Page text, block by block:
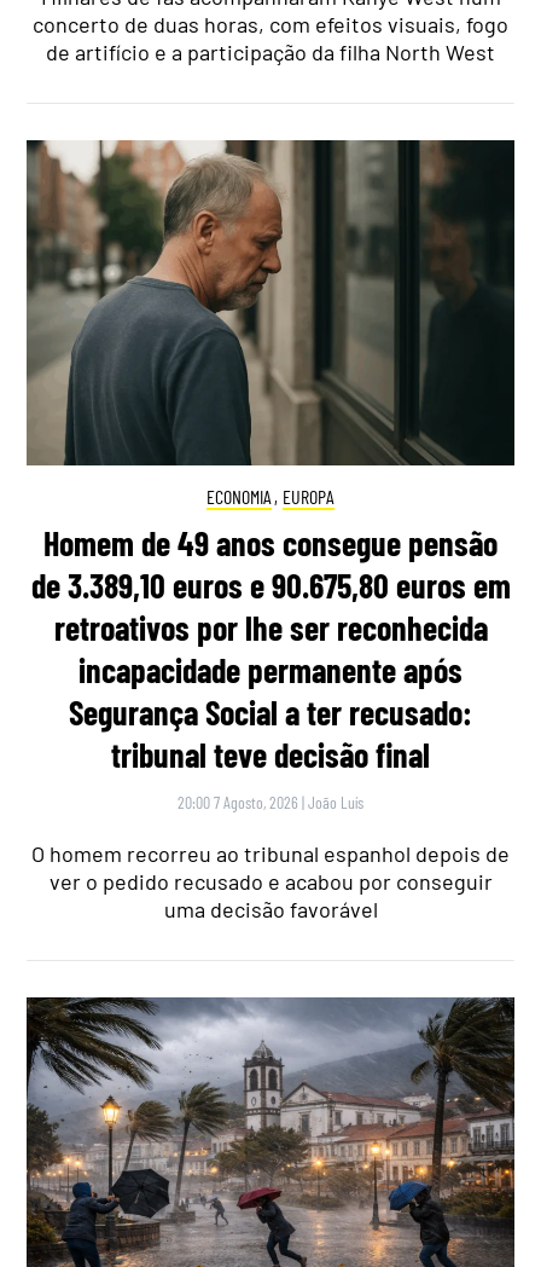
concerto de duas horas, com efeitos visuais, fogo
de artifício e a participação da filha North West
ECONOMIA , EUROPA
Homem de 49 anos consegue pensão
de 3.389,10 euros e 90.675,80 euros em
retroativos por lhe ser reconhecida
incapacidade permanente após
Segurança Social a ter recusado:
tribunal teve decisão final
20:00 7 Agosto, 2026 |João Luís
O homem recorreu ao tribunal espanhol depois de
ver o pedido recusado e acabou por conseguir
uma decisão favorável